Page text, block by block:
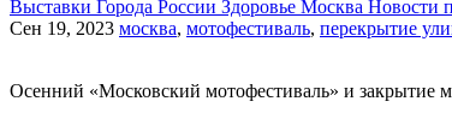
Выставки Города России Здоровье Москва Новости
Сен 19, 2023 москва, мотофестиваль, перекрытие
Осенний «Московский мотофестиваль» и закрытие